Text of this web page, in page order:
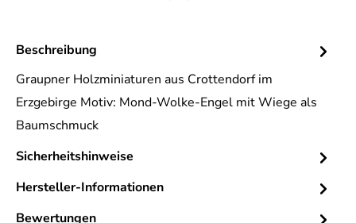
Beschreibung
Graupner Holzminiaturen aus Crottendorf im
Erzgebirge Motiv: Mond-Wolke-Engel mit Wiege als
Baumschmuck
Sicherheitshinweise
Hersteller-Informationen
Bewertungen